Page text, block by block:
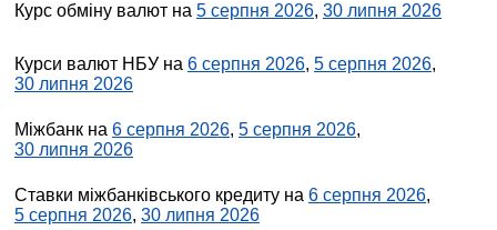
Курс обміну валют на 5 серпня 2026, 30 липня 2026
Курси валют НБУ на 6 серпня 2026, 5 серпня 2026,
30 липня 2026
Міжбанк на 6 серпня 2026, 5 серпня 2026,
30 липня 2026
Ставки міжбанківського кредиту на 6 серпня 2026,
5 серпня 2026, 30 липня 2026